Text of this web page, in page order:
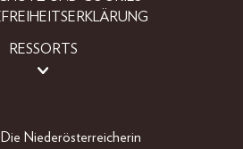
RESSORTS
Niederösterreicherin